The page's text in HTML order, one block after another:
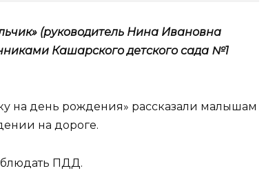
(руководитель Нина Ивановна
Кашарского детского сада №1
на день рождения» рассказали малышам
на дороге.
ПДД.